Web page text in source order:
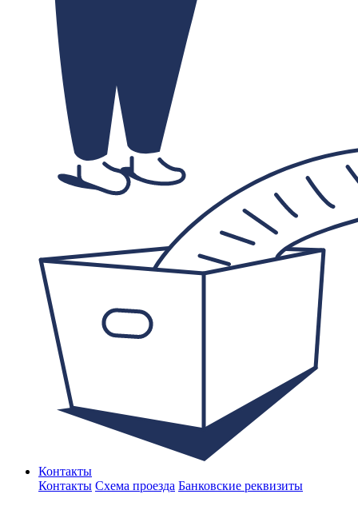
Контакты
Контакты Схема проезда Банковские реквизиты